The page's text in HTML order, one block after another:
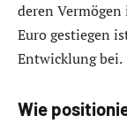
deren
Euro gestiegen
Entwicklung bei.
Wie